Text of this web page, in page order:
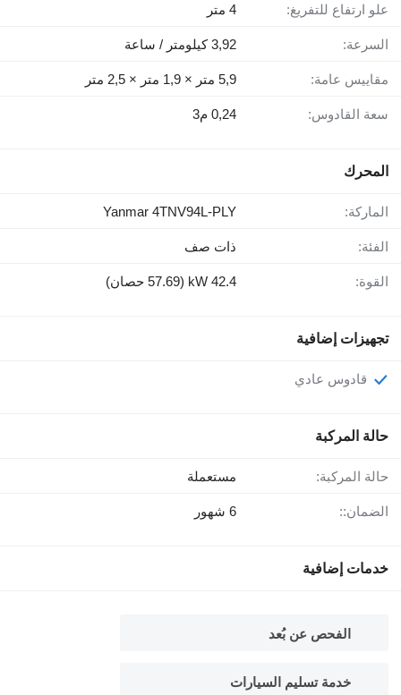
علو ارتفاع للتفريغ: 4 متر
السرعة: 3,92 كيلومتر / ساعة
مقاييس عامة: 5,9 متر × 1,9 متر × 2,5 متر
سعة القادوس: 0,24 م3
المحرك
الماركة: Yanmar 4TNV94L-PLY
الفئة: ذات صف
القوة: 42.4 kW (57.69 حصان)
تجهيزات إضافية
قادوس عادي
حالة المركبة
حالة المركبة: مستعملة
الضمان:: 6 شهور
خدمات إضافية
الفحص عن بُعد
خدمة تسليم السيارات